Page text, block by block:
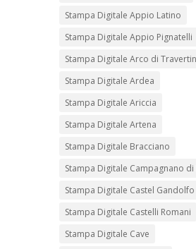
Stampa Digitale Appio Latino
Stampa Digitale Appio Pignatelli
Stampa Digitale Arco di
Stampa Digitale Ardea
Stampa Digitale Ariccia
Stampa Digitale Artena
Stampa Digitale Bracciano
Stampa Digitale Campagnano di
Stampa Digitale Castel Gandolfo
Stampa Digitale Castelli Romani
Stampa Digitale Cave